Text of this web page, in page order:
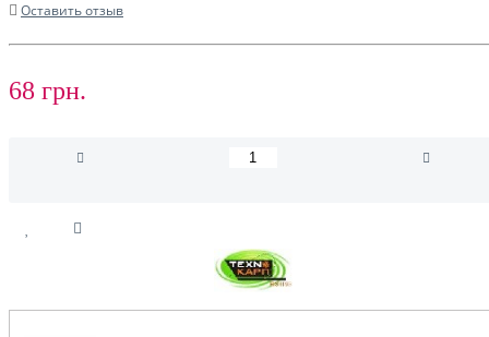
Оставить отзыв
68 грн.